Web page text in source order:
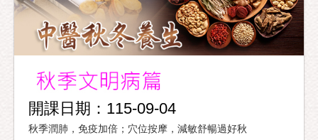
開課日期：115-09-04
秋季潤肺，免疫加倍；穴位按摩，減敏舒暢過好秋